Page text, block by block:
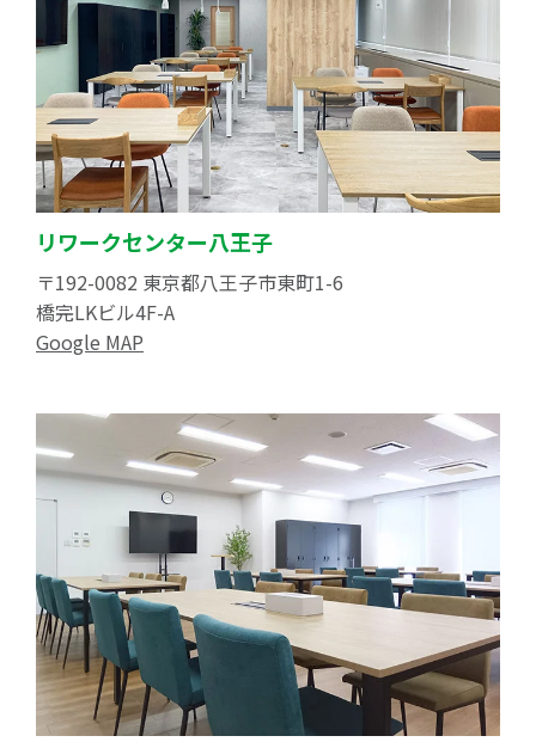
リワークセンター八王子
〒192-0082 東京都八王子市東町1-6
橋完LKビル4F-A
Google MAP